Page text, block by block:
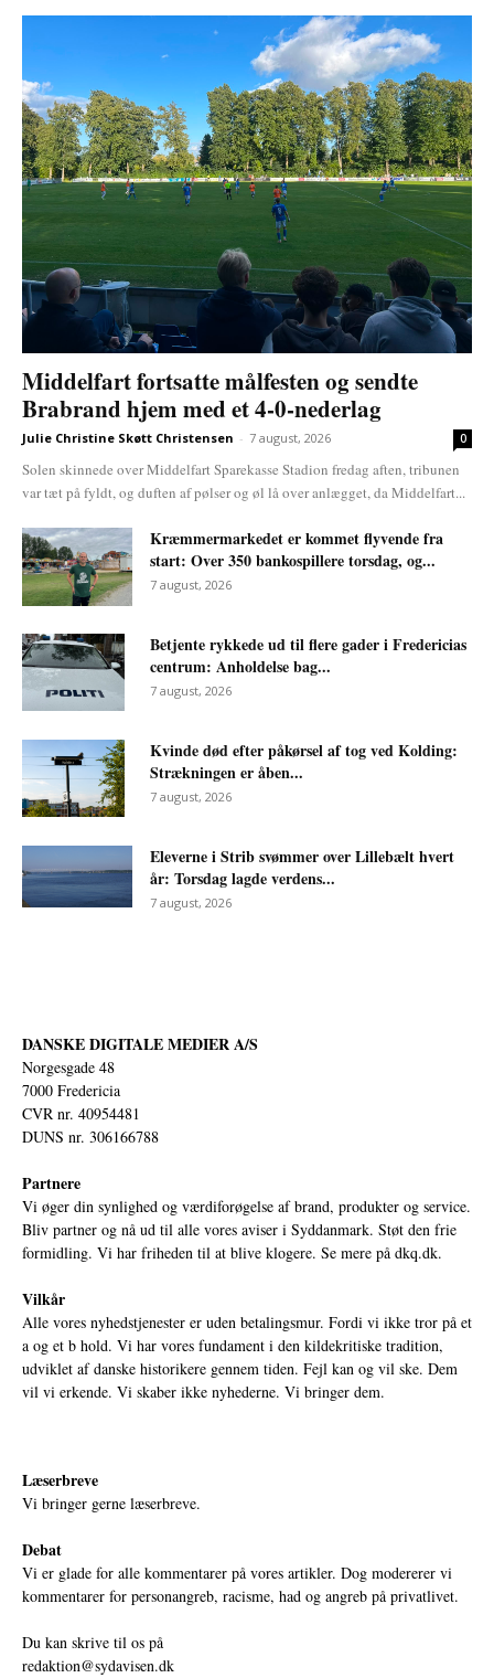
Middelfart fortsatte målfesten og sendte
Brabrand hjem med et 4-0-nederlag
Julie Christine Skøtt Christensen - 7 august, 2026 0
Solen skinnede over Middelfart Sparekasse Stadion fredag aften, tribunen
var tæt på fyldt, og duften af pølser og øl lå over anlægget, da Middelfart...
Kræmmermarkedet er kommet flyvende fra
start: Over 350 bankospillere torsdag, og...
7 august, 2026
Betjente rykkede ud til flere gader i Fredericias
centrum: Anholdelse bag...
7 august, 2026
Kvinde død efter påkørsel af tog ved Kolding:
Strækningen er åben...
7 august, 2026
Eleverne i Strib svømmer over Lillebælt hvert
år: Torsdag lagde verdens...
7 august, 2026
DANSKE DIGITALE MEDIER A/S
Norgesgade 48
7000 Fredericia
CVR nr. 40954481
DUNS nr. 306166788
Partnere
Vi øger din synlighed og værdiforøgelse af brand, produkter og service.
Bliv partner og nå ud til alle vores aviser i Syddanmark. Støt den frie
formidling. Vi har friheden til at blive klogere. Se mere på dkq.dk.
Vilkår
Alle vores nyhedstjenester er uden betalingsmur. Fordi vi ikke tror på et
a og et b hold. Vi har vores fundament i den kildekritiske tradition,
udviklet af danske historikere gennem tiden. Fejl kan og vil ske. Dem
vil vi erkende. Vi skaber ikke nyhederne. Vi bringer dem.
Læserbreve
Vi bringer gerne læserbreve.
Debat
Vi er glade for alle kommentarer på vores artikler. Dog modererer vi
kommentarer for personangreb, racisme, had og angreb på privatlivet.
Du kan skrive til os på
redaktion@sydavisen.dk